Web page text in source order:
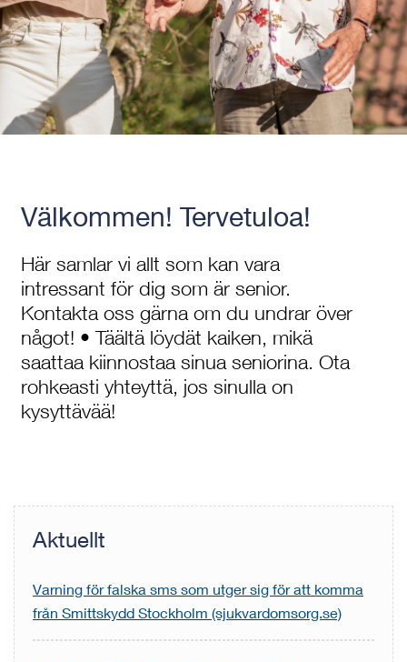
Välkommen! Tervetuloa!
Här samlar vi allt som kan vara
intressant för dig som är senior.
Kontakta oss gärna om du undrar över
något! • Täältä löydät kaiken, mikä
saattaa kiinnostaa sinua seniorina. Ota
rohkeasti yhteyttä, jos sinulla on
kysyttävää!
Aktuellt
Varning för falska sms som utger sig för att komma
från Smittskydd Stockholm (sjukvardomsorg.se)